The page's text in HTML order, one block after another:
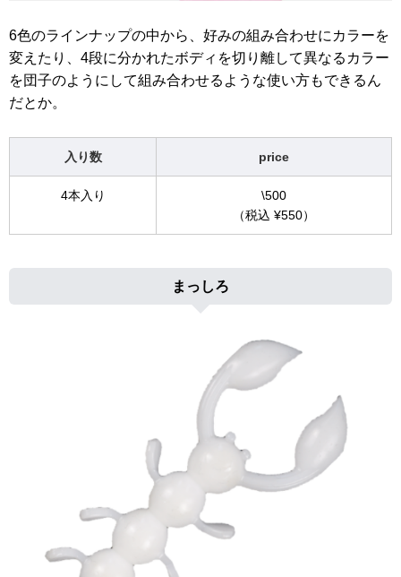
6色のラインナップの中から、好みの組み合わせにカラーを
変えたり、4段に分かれたボディを切り離して異なるカラー
を団子のようにして組み合わせるような使い方もできるん
だとか。
入り数 price
4本入り
\500
（税込 ¥550）
まっしろ